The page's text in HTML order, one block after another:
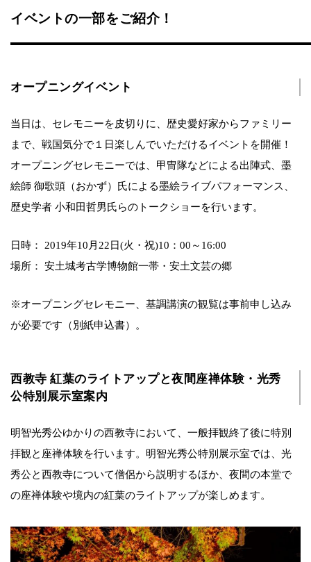
イベントの一部をご紹介！
オープニングイベント
当日は、セレモニーを皮切りに、歴史愛好家からファミリー
まで、戦国気分で１日楽しんでいただけるイベントを開催！
オープニングセレモニーでは、甲冑隊などによる出陣式、墨
絵師 御歌頭（おかず）氏による墨絵ライブパフォーマンス、
歴史学者 小和田哲男氏らのトークショーを行います。
日時： 2019年10月22日(火・祝)10：00～16:00
場所： 安土城考古学博物館一帯・安土文芸の郷
※オープニングセレモニー、基調講演の観覧は事前申し込み
が必要です（別紙申込書）。
西教寺 紅葉のライトアップと夜間座禅体験・光秀
公特別展示室案内
明智光秀公ゆかりの西教寺において、一般拝観終了後に特別
拝観と座禅体験を行います。明智光秀公特別展示室では、光
秀公と西教寺について僧侶から説明するほか、夜間の本堂で
の座禅体験や境内の紅葉のライトアップが楽しめます。